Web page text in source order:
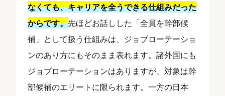
なくても、キャリアを全うできる仕組みだった
からです。先ほどお話しした「全員を幹部候
補」として扱う仕組みは、ジョブローテーショ
ンのあり方にもそのまま表れます。諸外国にも
ジョブローテーションはありますが、対象は幹
部候補のエリートに限られます。一方の日本